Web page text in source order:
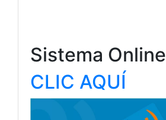
Sistema Online
CLIC AQUÍ